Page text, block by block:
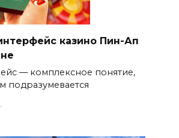
казино Пин-Ап
— комплексное понятие,
подразумевается